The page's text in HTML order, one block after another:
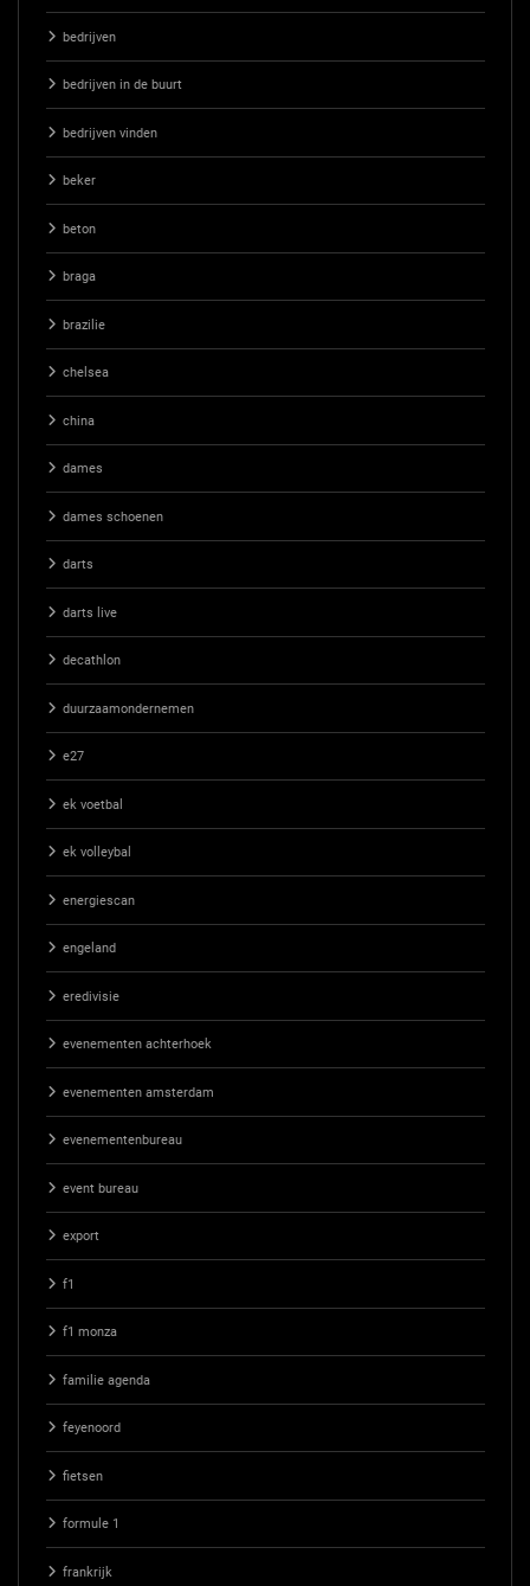
bedrijven
bedrijven in de buurt
bedrijven vinden
beker
beton
braga
brazilie
chelsea
china
dames
dames schoenen
darts
darts live
decathlon
duurzaamondernemen
e27
ek voetbal
ek volleybal
energiescan
engeland
eredivisie
evenementen achterhoek
evenementen amsterdam
evenementenbureau
event bureau
export
f1
f1 monza
familie agenda
feyenoord
fietsen
formule 1
frankrijk